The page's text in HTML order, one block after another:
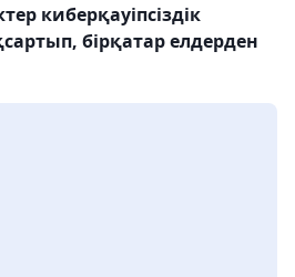
киберқауіпсіздік
бірқатар елдерден